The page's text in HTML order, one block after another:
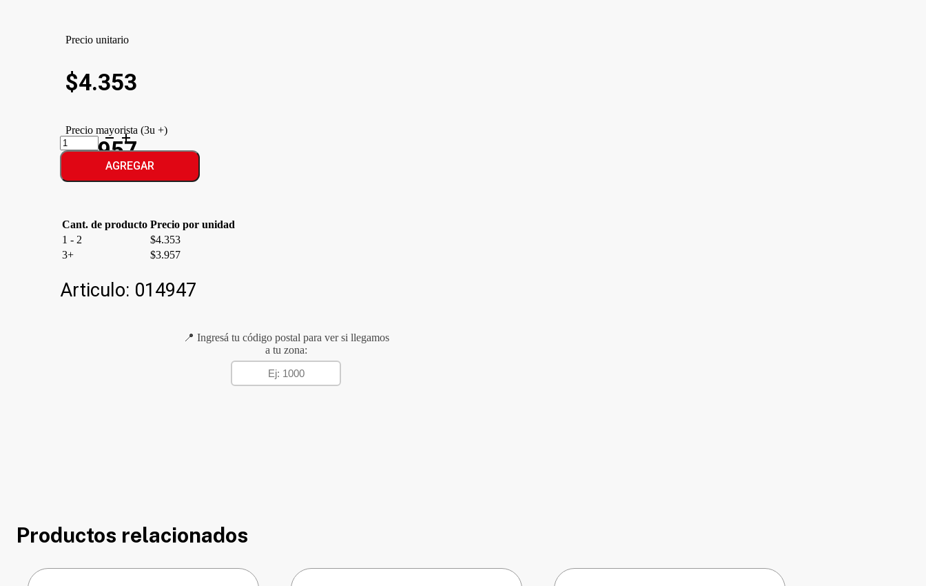
Precio unitario
$4.353
Precio mayorista (3u +)
$3.957
CASTELL
ACEITUNA
DOY
cantidad
AGREGAR
Cant. de producto Precio por unidad
1 - 2
$4.353
3+
$3.957
Articulo: 014947
📍 Ingresá tu código postal para ver si llegamos
a tu zona:
Productos relacionados